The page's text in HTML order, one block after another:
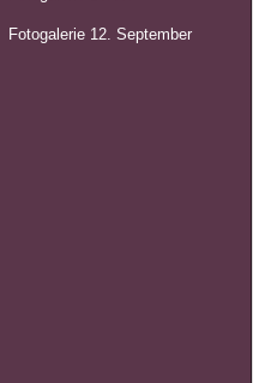
Fotogalerie 12. September